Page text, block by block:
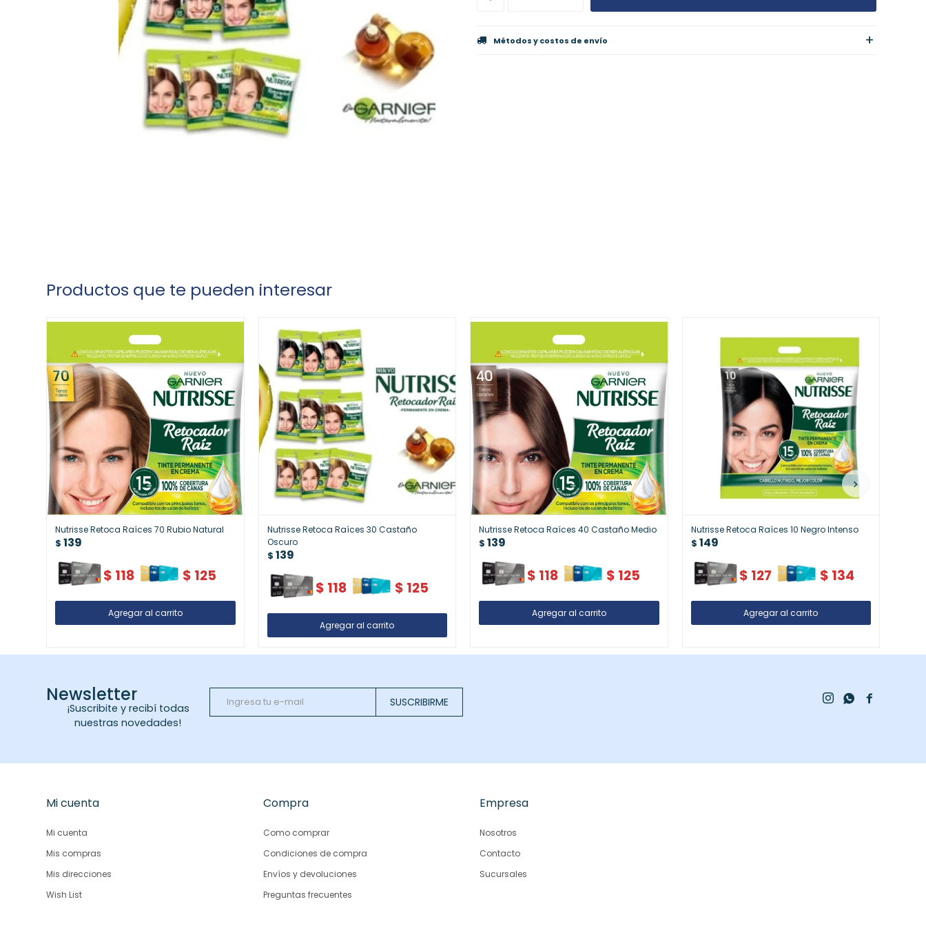
Métodos y costos de envío
Productos que te pueden interesar
Nutrisse Retoca Raíces 70 Rubio Natural
$ 139
$ 118 $ 125
Nutrisse Retoca Raíces 30 Castaño
Oscuro
$ 139
$ 118 $ 125
Nutrisse Retoca Raíces 40 Castaño Medio
$ 139
$ 118 $ 125
Nutrisse Retoca Raíces 10 Negro Intenso
$ 149
$ 127 $ 134
Newsletter
¡Suscribite y recibí todas
nuestras novedades!
SUSCRIBIRME 
 
Mi cuenta
Mi cuenta
Mis compras
Mis direcciones
Wish List
Compra
Como comprar
Condiciones de compra
Envíos y devoluciones
Preguntas frecuentes
Empresa
Nosotros
Contacto
Sucursales